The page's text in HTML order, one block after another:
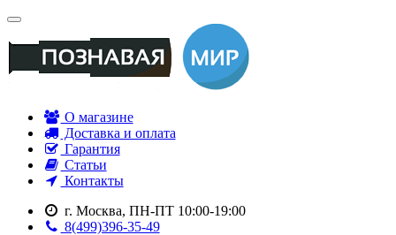
О магазине
Доставка и оплата
Гарантия
Статьи
Контакты
г. Москва, ПН-ПТ 10:00-19:00
8(499)396-35-49